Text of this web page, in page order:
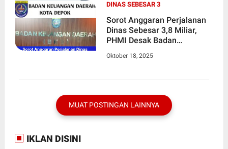
DINAS SEBESAR 3
Sorot Anggaran Perjalanan
Dinas Sebesar 3,8 Miliar,
PHMI Desak Badan
Depok Transparan Ke Publik
Oktober 18, 2025
MUAT POSTINGAN LAINNYA
IKLAN DISINI